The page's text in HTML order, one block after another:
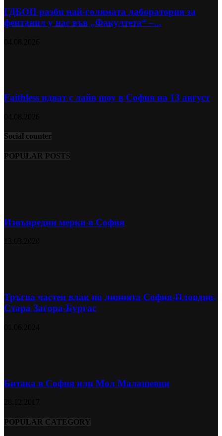
ГДБОП разби най-голямата лаборатория за
фентанил у нас във „Факултета“ –...
Faithless идват с лайв шоу в София на 13 август
Social counter
POPULAR POSTS
Извънредни мерки в София
Тръгва частен влак по линията София-Пловдив-
Стара Загора-Бургас
Битака в София или Мол Малашевци
POPULAR CATEGORY